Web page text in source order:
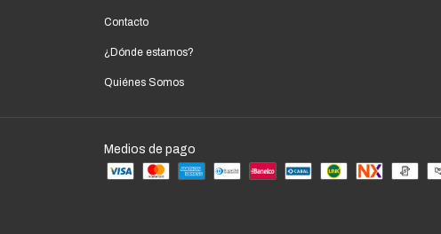
Contacto
¿Dónde estamos?
Quiénes Somos
Medios de pago